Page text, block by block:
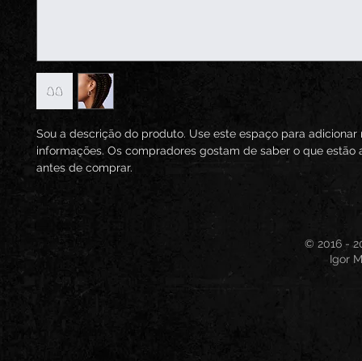
Sou a descrição do produto. Use este espaço para
informações. Os compradores gostam de saber o que
antes de comprar.
© 2016 -
Igor